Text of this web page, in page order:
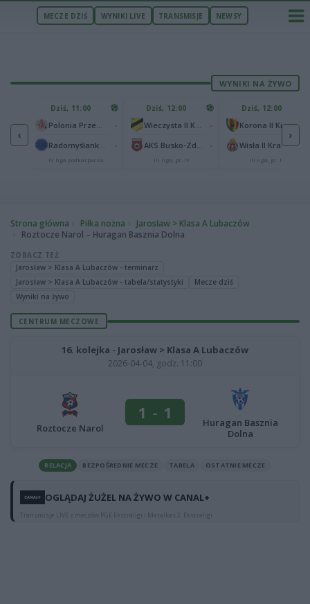
MECZE DZIŚ WYNIKI LIVE TRANSMISJE NEWSY
WYNIKI NA ŻYWO
‹
1
1
Dziś, 11:00
IV liga podkarpacka
Dziś, 12:00
III liga, gr. IV
Dziś, 12:00
Korona II Kielce
Wisła II Kraków
III liga, gr. IV
›
Strona główna Piłka nożna
Jarosław > Klasa A Lubaczów
Roztocze Narol – Huragan Basznia Dolna
ZOBACZ TEŻ
Jarosław > Klasa A Lubaczów - terminarz
Jarosław > Klasa A Lubaczów - tabela/statystyki
Mecze dziś
Wyniki na żywo
CENTRUM MECZOWE
16. kolejka - Jarosław > Klasa A Lubaczów
2026-04-04, godz. 11:00
Roztocze Narol
1 - 1
Huragan Basznia
Dolna
RELACJA BEZPOŚREDNIE MECZE TABELA OSTATNIE MECZE
OGLĄDAJ ŻUŻEL NA ŻYWO W CANAL+
Transmisje LIVE z meczów PGE Ekstraligi i Metalkas 2. Ekstraligi